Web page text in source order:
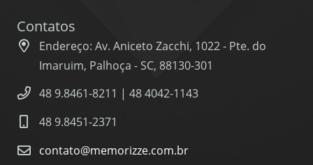
Contatos
Endereço: Av. Aniceto Zacchi, 1022 - Pte. do
Imaruim, Palhoça - SC, 88130-301
48 9.8461-8211 | 48 4042-1143
48 9.8451-2371
contato@memorizze.com.br